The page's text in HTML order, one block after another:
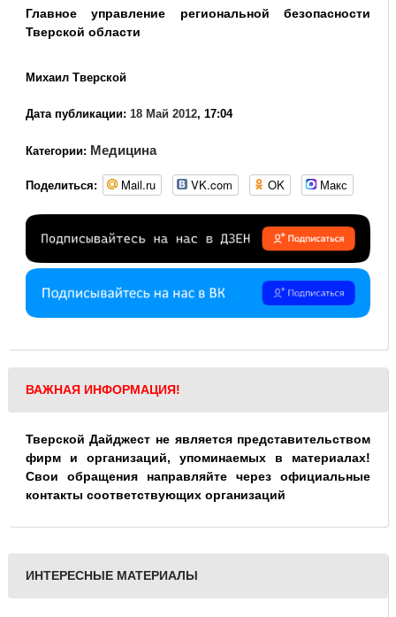
Главное управление региональной безопасности
Тверской области
Михаил Тверской
Дата публикации: 18 Май 2012, 17:04
Категории: Медицина
Поделиться: Mail.ru VK.com OK Макс
ВАЖНАЯ ИНФОРМАЦИЯ!
Тверской Дайджест не является представительством
фирм и организаций, упоминаемых в материалах!
Свои обращения направляйте через официальные
контакты соответствующих организаций
ИНТЕРЕСНЫЕ МАТЕРИАЛЫ